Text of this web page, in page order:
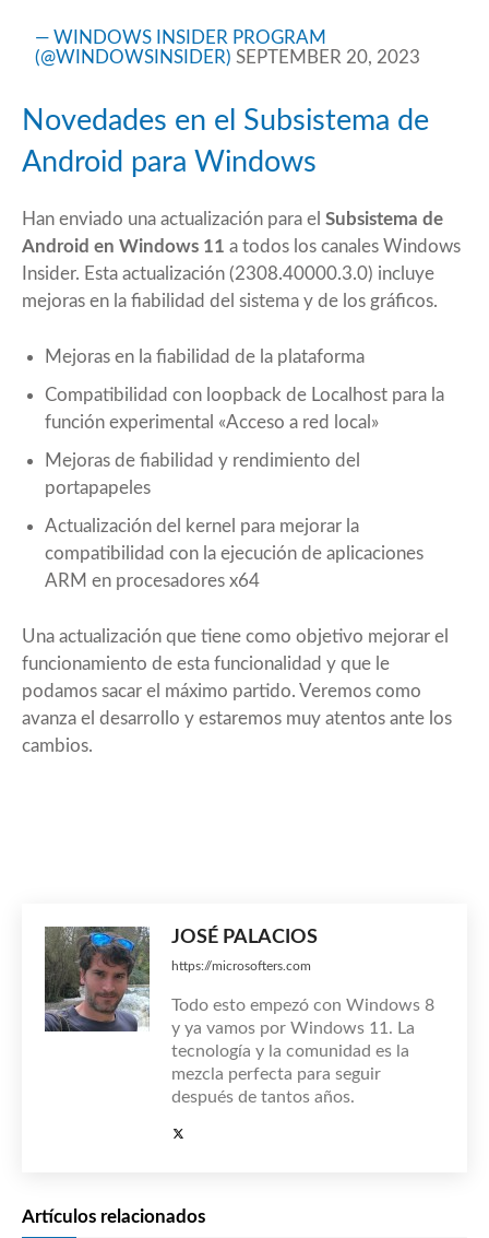
— WINDOWS INSIDER PROGRAM
(@WINDOWSINSIDER)SEPTEMBER 20, 2023
Novedades en el Subsistema de
Android para Windows
Han enviado una actualización para el Subsistema de
Android en Windows 11 a todos los canales Windows
Insider. Esta actualización (2308.40000.3.0) incluye
mejoras en la fiabilidad del sistema y de los gráficos.
Mejoras en la fiabilidad de la plataforma
Compatibilidad con loopback de Localhost para la
función experimental «Acceso a red local»
Mejoras de fiabilidad y rendimiento del
portapapeles
Actualización del kernel para mejorar la
compatibilidad con la ejecución de aplicaciones
ARM en procesadores x64
Una actualización que tiene como objetivo mejorar el
funcionamiento de esta funcionalidad y que le
podamos sacar el máximo partido. Veremos como
avanza el desarrollo y estaremos muy atentos ante los
cambios.
JOSÉ PALACIOS
https://microsofters.com
Todo esto empezó con Windows 8
y ya vamos por Windows 11. La
tecnología y la comunidad es la
mezcla perfecta para seguir
después de tantos años.
Artículos relacionados